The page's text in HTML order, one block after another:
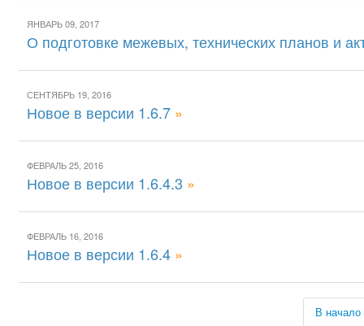
ЯНВАРЬ 09, 2017
О подготовке межевых, технических планов и
СЕНТЯБРЬ 19, 2016
Новое в версии 1.6.7 »
ФЕВРАЛЬ 25, 2016
Новое в версии 1.6.4.3 »
ФЕВРАЛЬ 16, 2016
Новое в версии 1.6.4 »
В начало